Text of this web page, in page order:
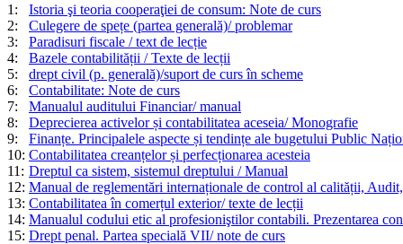
1:
Istoria şi teoria cooperaţiei de consum: Note de curs
2:
Culegere de spețe (partea generală)/ problemar
3:
Paradisuri fiscale / text de lecție
4:
Bazele contabilității / Texte de lecții
5:
drept civil (p. generală)/suport de curs în scheme
6:
Contabilitate: Note de curs
7:
Manualul auditului Financiar/ manual
8:
Deprecierea activelor și contabilitatea aceseia/ Monografie
9:
Finanțe. Principalele aspecte și tendințe ale bugetului Public
10: Contabilitatea creanțelor și perfecționarea acesteia
11: Dreptul ca sistem, sistemul dreptului / Manual
12: Manual de reglementări internaționale de control al calității,
13: Contabilitatea în comerțul exterior/ texte de lecții
14: Manualul codului etic al profesioniştilor contabili. Prezentarea
15: Drept penal. Partea specială VII/ note de curs